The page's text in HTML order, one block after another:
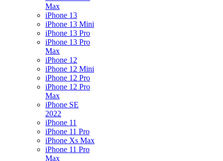
Max
iPhone 13
iPhone 13 Mini
iPhone 13 Pro
iPhone 13 Pro
Max
iPhone 12
iPhone 12 Mini
iPhone 12 Pro
iPhone 12 Pro
Max
iPhone SE
2022
iPhone 11
iPhone 11 Pro
iPhone Xs Max
iPhone 11 Pro
Max